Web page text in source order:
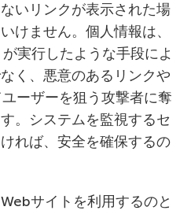
いリンクが表示された場
けません。個人情報は、
実行したような手段によ
く、悪意のあるリンクや
ーザーを狙う攻撃者に奪
。システムを監視するセ
れば、安全を確保するの
サイトを利用するのと